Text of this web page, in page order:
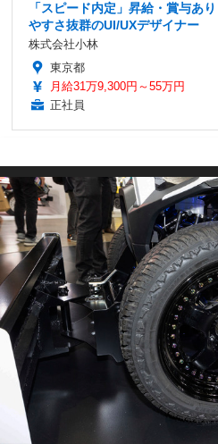
「スピード内定」昇給・賞与あ
やすさ抜群のUI/UXデザイナー
株式会社小林
東京都
月給31万9,300円～55万円
正社員